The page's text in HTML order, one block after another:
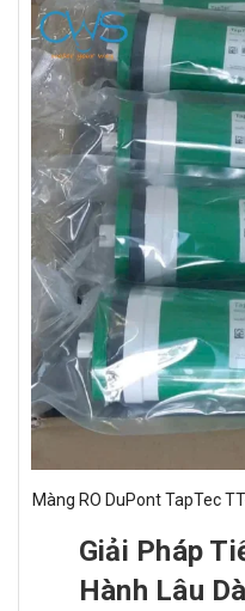
Màng RO DuPont TapTec
Giải Pháp
Hành Lâu